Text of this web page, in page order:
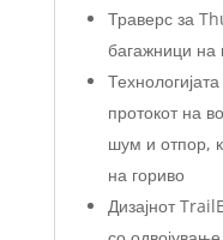
Траверс за
багажници на
протокот на
шум и отпор,
на гориво
Дизајнот